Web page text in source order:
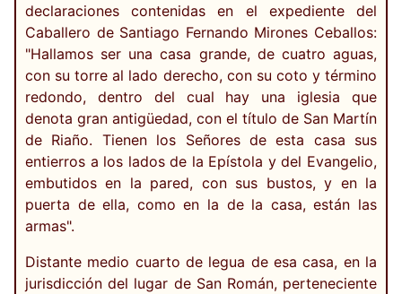
declaraciones contenidas en el expediente del
Caballero de Santiago Fernando Mirones Ceballos:
"Hallamos ser una casa grande, de cuatro aguas,
con su torre al lado derecho, con su coto y término
redondo, dentro del cual hay una iglesia que
denota gran antigüedad, con el título de San Martín
de Riaño. Tienen los Señores de esta casa sus
entierros a los lados de la Epístola y del Evangelio,
embutidos en la pared, con sus bustos, y en la
puerta de ella, como en la de la casa, están las
armas".
Distante medio cuarto de legua de esa casa, en la
jurisdicción del lugar de San Román, perteneciente